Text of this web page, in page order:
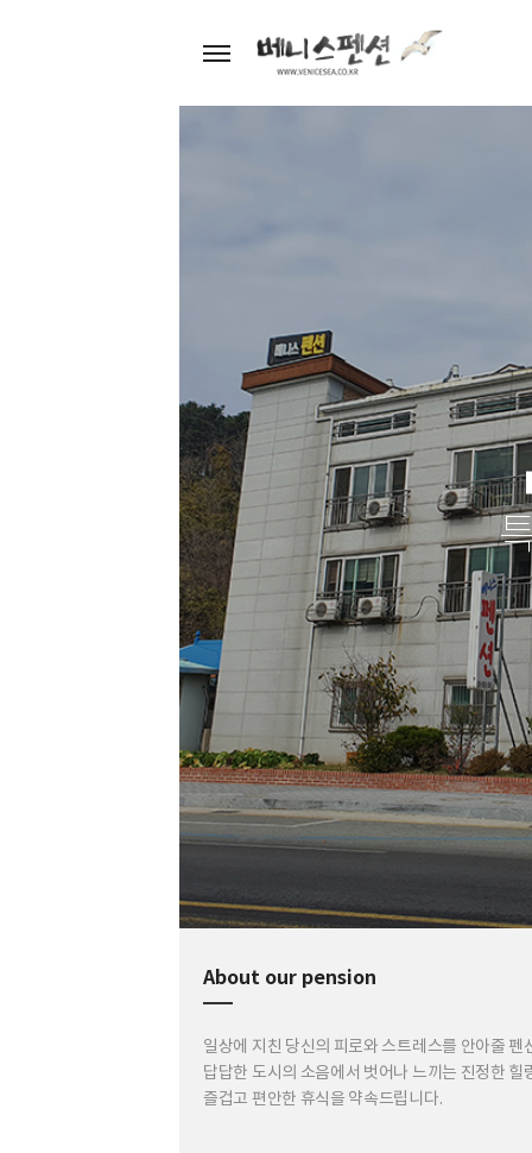
About our pension
일상에 지친 당신의 피로와 스트레스를 안아줄 펜
답답한 도시의 소음에서 벗어나 느끼는 진정한 힐
즐겁고 편안한 휴식을 약속드립니다.